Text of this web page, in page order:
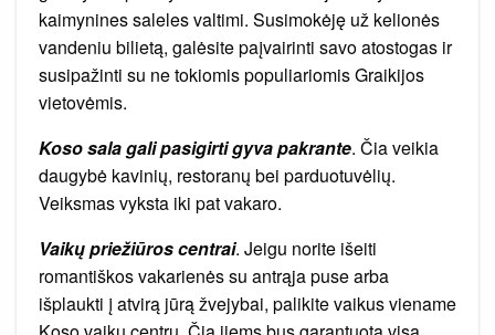
kaimynines saleles valtimi. Susimokėję už kelionės
vandeniu bilietą, galėsite paįvairinti savo atostogas ir
susipažinti su ne tokiomis populiariomis Graikijos
vietovėmis.
Koso sala gali pasigirti gyva pakrante. Čia veikia
daugybė kavinių, restoranų bei parduotuvėlių.
Veiksmas vyksta iki pat vakaro.
Vaikų priežiūros centrai. Jeigu norite išeiti
romantiškos vakarienės su antrąja puse arba
išplaukti į atvirą jūrą žvejybai, palikite vaikus viename